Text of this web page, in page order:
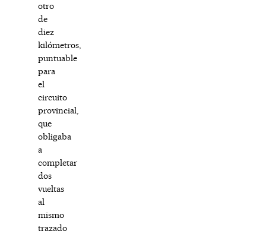
otro
de
diez
kilómetros,
puntuable
para
el
circuito
provincial,
que
obligaba
a
completar
dos
vueltas
al
mismo
trazado